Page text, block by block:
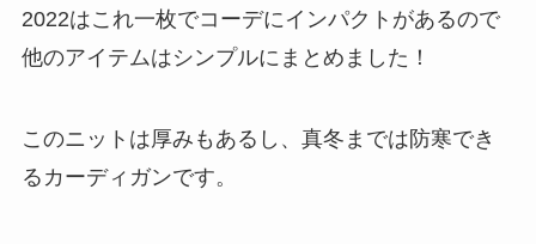
2022はこれ一枚でコーデにインパクトがあるので
他のアイテムはシンプルにまとめました！
このニットは厚みもあるし、真冬までは防寒でき
るカーディガンです。